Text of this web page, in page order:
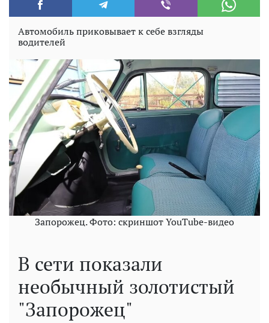
Автомобиль приковывает к себе взгляды
водителей
Запорожец. Фото: скриншот YouTube-видео
В сети показали
необычный золотистый
"Запорожец"